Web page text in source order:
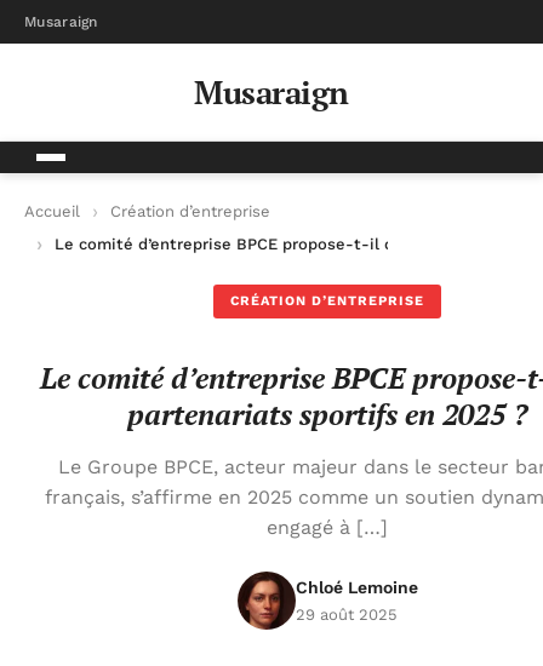
Musaraign
Musaraign
Accueil
Création d’entreprise
Le comité d’entreprise BPCE propose-t-il des partenariats
CRÉATION D’ENTREPRISE
Le comité d’entreprise BPCE propose-
partenariats sportifs en 2025 ?
Le Groupe BPCE, acteur majeur dans le secteur
français, s’affirme en 2025 comme un soutien
engagé à […]
Chloé Lemoine
29 août 2025